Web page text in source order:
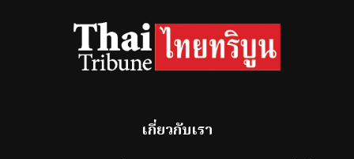
เกี่ยวกับเรา